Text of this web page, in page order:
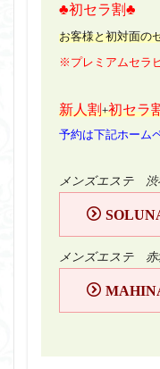
♣初セラ割♣
お客様と初対面の
※プレミアムセラ
新人割+初セラ
予約は下記ホーム
メンズエステ
メンズエステ